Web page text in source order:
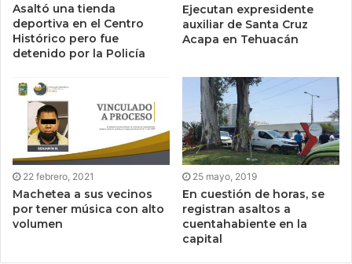
Asaltó una tienda
deportiva en el Centro
Histórico pero fue
detenido por la Policía
Ejecutan expresidente
auxiliar de Santa Cruz
Acapa en Tehuacán
22 febrero, 2021
Machetea a sus vecinos
por tener música con alto
volumen
25 mayo, 2019
En cuestión de horas, se
registran asaltos a
cuentahabiente en la
capital